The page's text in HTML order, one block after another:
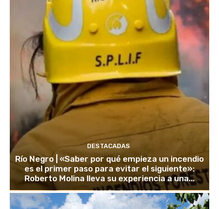
DESTACADAS
Río Negro | «Saber por qué empieza un incendio
es el primer paso para evitar el siguiente»:
Roberto Molina lleva su experiencia a una...